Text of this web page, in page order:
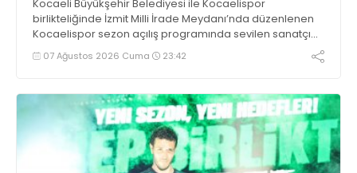
Kocaeli Büyükşehir Belediyesi ile Kocaelispor
birlikteliğinde İzmit Milli İrade Meydanı’nda düzenlenen
Kocaelispor sezon açılış programında sevilen sanatçı
Buray, verdiği konserle meydanı inletti.
07 Ağustos 2026 Cuma 23:42